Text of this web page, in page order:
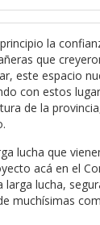
la
que
este espacio
con estos
de la
lucha que
acá en el
larga lucha,
muchísimas